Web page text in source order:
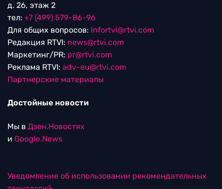
д. 26, этаж 2
тел: +7 (499) 579-86-96
Для общих вопросов: Infortvi@rtvi.com
Редакция RTVI: news@rtvi.com
Маркетинг/PR: pr@rtvi.com
Реклама RTVI: adv-eu@rtvi.com
Партнерские материалы
Достойные новости
Мы в Дзен.Новостях
и Google.News
Уведомление об использовании рекомендательных